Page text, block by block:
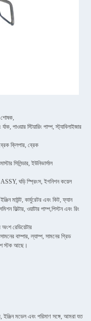
শোষক,
পাওয়ার স্টিয়ারিং পাম্প, স্ট্যাবিলাইজার
ক্লিপার, ব্রেক
সিলিন্ডার, ইউনিভার্সাল
ASSY, ঘড়ি স্প্রিংস, ইগনিশন কয়েল
মাউন্ট, কার্বুরেটর এবং কিট, ফ্যান
ফিল্টার, ওয়াটার পাম্প,পিস্টন এবং রিং
অংশ রেডিয়েটার
বাম্পার, ল্যাম্প, সামনের গ্রিড
স্টক আছে।
মডেল এবং পরিমাণ সঙ্গে, আমরা যত